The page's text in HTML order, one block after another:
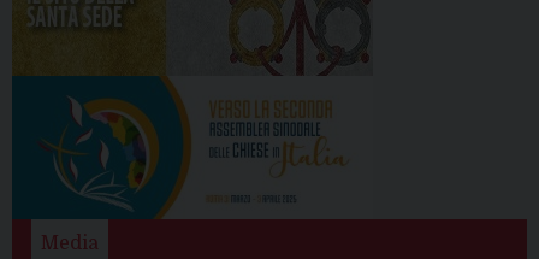
Media